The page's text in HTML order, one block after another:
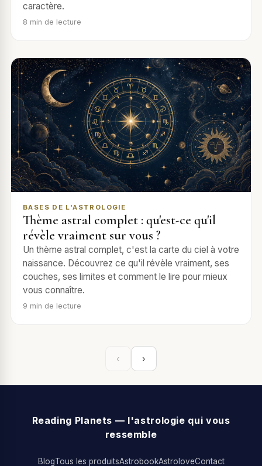
caractère.
8 min de lecture
BASES DE L'ASTROLOGIE
Thème astral complet : qu'est-ce qu'il
révèle vraiment sur vous ?
Un thème astral complet, c'est la carte du ciel à votre
naissance. Découvrez ce qu'il révèle vraiment, ses
couches, ses limites et comment le lire pour mieux
vous connaître.
9 min de lecture
‹ ›
Reading Planets — l'astrologie qui vous
ressemble
BlogTous les produitsAstrobookAstroloveContact